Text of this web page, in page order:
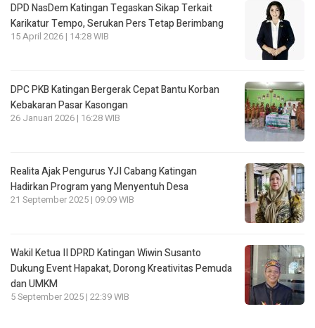
DPD NasDem Katingan Tegaskan Sikap Terkait
Karikatur Tempo, Serukan Pers Tetap Berimbang
15 April 2026 | 14:28 WIB
DPC PKB Katingan Bergerak Cepat Bantu Korban
Kebakaran Pasar Kasongan
26 Januari 2026 | 16:28 WIB
Realita Ajak Pengurus YJI Cabang Katingan
Hadirkan Program yang Menyentuh Desa
21 September 2025 | 09:09 WIB
Wakil Ketua II DPRD Katingan Wiwin Susanto
Dukung Event Hapakat, Dorong Kreativitas Pemuda
dan UMKM
5 September 2025 | 22:39 WIB